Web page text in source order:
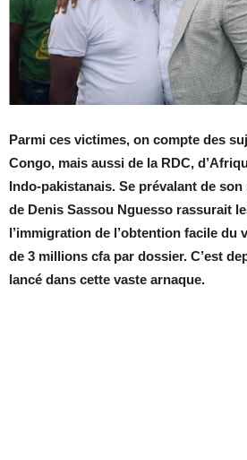
Parmi ces victimes, on compte des
Congo, mais aussi de la RDC,
Indo-pakistanais. Se prévalant de
de Denis Sassou Nguesso rassurait
l’immigration de l’obtention facile du
de 3 millions cfa par dossier. C’est
lancé dans cette vaste arnaque.